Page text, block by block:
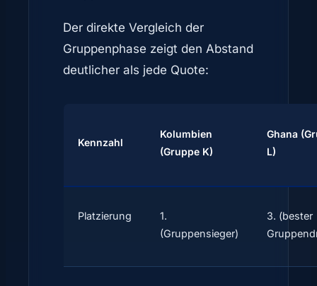
Der direkte Vergleich der
Gruppenphase zeigt den Abstand
deutlicher als jede Quote:
Kennzahl
Kolumbien
(Gruppe K)
Ghana
L)
Platzierung
1.
(Gruppensieger)
3. (bester